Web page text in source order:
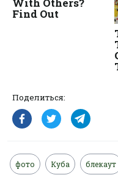
Поделиться:
фото Куба блекаут